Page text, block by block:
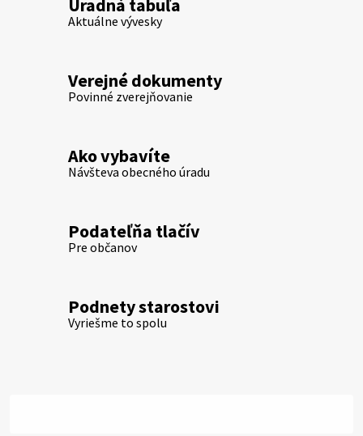
Úradná tabuľa
Aktuálne vývesky
Verejné dokumenty
Povinné zverejňovanie
Ako vybavíte
Návšteva obecného úradu
Podateľňa tlačív
Pre občanov
Podnety starostovi
Vyriešme to spolu